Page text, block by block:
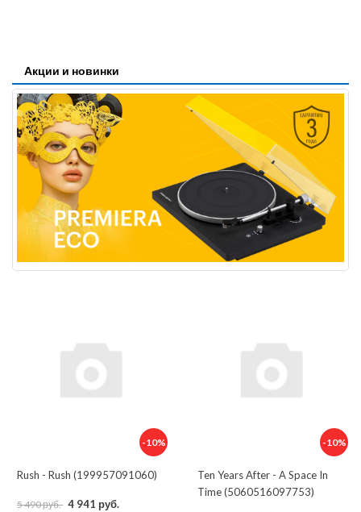
Акции и новинки
-10%
Rush - Rush (199957091060)
5 490 руб. 4 941 руб.
-10%
Ten Years After - A Space In
Time (5060516097753)